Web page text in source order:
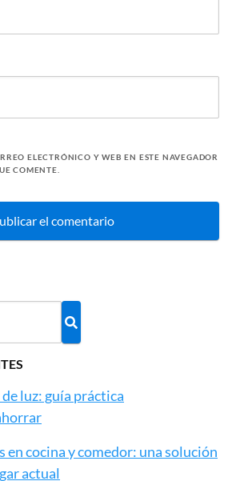
ELECTRÓNICO Y WEB EN ESTE NAVEGADOR
COMENTE.
luz: guía práctica
cocina y comedor: una solución
actual